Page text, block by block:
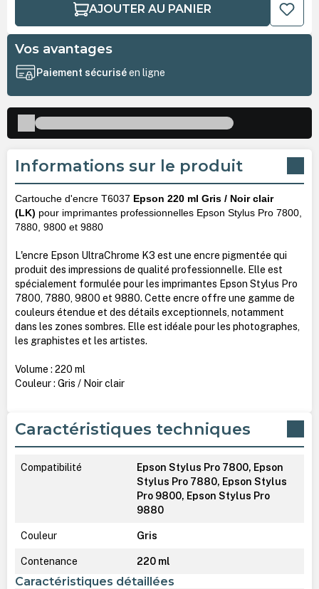
AJOUTER AU PANIER
Vos avantages
Paiement sécuriséen ligne
Informations sur le produit
Cartouche d'encre T6037 Epson 220 ml Gris / Noir clair
(LK) pour imprimantes professionnelles Epson Stylus Pro 7800,
7880, 9800 et 9880
L'encre Epson UltraChrome K3 est une encre pigmentée qui
produit des impressions de qualité professionnelle. Elle est
spécialement formulée pour les imprimantes Epson Stylus Pro
7800, 7880, 9800 et 9880. Cette encre offre une gamme de
couleurs étendue et des détails exceptionnels, notamment
dans les zones sombres. Elle est idéale pour les photographes,
les graphistes et les artistes.
Volume : 220 ml
Couleur : Gris / Noir clair
Caractéristiques techniques
Compatibilité
Epson Stylus Pro 7800, Epson
Stylus Pro 7880, Epson Stylus
Pro 9800, Epson Stylus Pro
9880
Couleur Gris
Contenance 220 ml
Caractéristiques détaillées